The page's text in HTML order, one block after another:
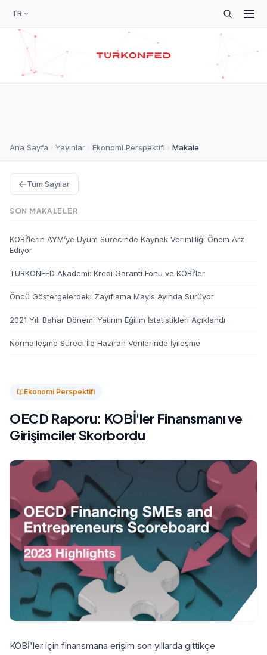
TR
Ana Sayfa Yayınlar Ekonomi Perspektifi Makale
Ekonomi Perspektifi
OECD Raporu: KOBİ'ler Finansmanı ve
Girişimciler Skorbordu
KOBİ'ler için finansmana erişim son yıllarda gittikçe
Tüm Sayılar
SON MAKALELER
KOBİ’lerin AYM’ye Uyum Sürecinde Kaynak Verimliliği Önem Arz
Ediyor
TÜRKONFED Akademi: Kredi Garanti Fonu ve KOBİ’ler
Öncü Göstergelerdeki Zayıflama Mayıs Ayında Sürüyor
2021 Yılı Bahar Dönemi Yatırım Eğilim İstatistikleri Açıklandı
Normalleşme Süreci İle Haziran Verilerinde İyileşme